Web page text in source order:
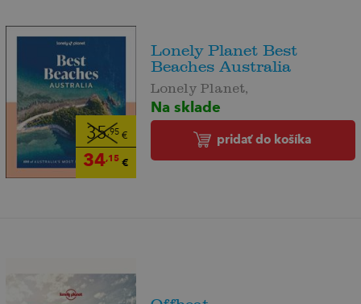
35,95€
34,15€
Lonely Planet Best
Beaches Australia
Lonely Planet,
Na sklade
pridať do košíka